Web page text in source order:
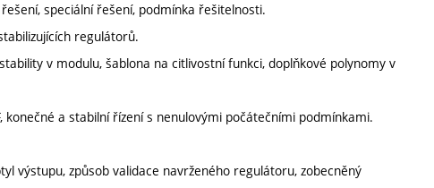
speciální řešení, podmínka řešitelnosti.
regulátorů.
v modulu, šablona na citlivostní funkci, doplňkové polynomy v
konečné a stabilní řízení s nenulovými počátečními podmínkami.
výstupu, způsob validace navrženého regulátoru, zobecněný